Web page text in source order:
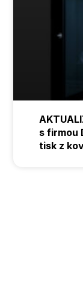
s firmou
tisk z